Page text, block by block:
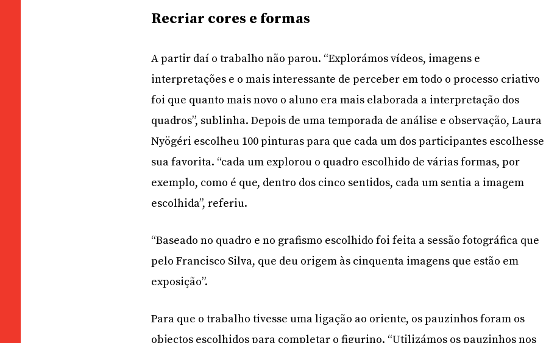
Recriar cores e formas
A partir daí o trabalho não parou. “Explorámos vídeos, imagens e
interpretações e o mais interessante de perceber em todo o processo criativo
foi que quanto mais novo o aluno era mais elaborada a interpretação dos
quadros”, sublinha. Depois de uma temporada de análise e observação, Laura
Nyögéri escolheu 100 pinturas para que cada um dos participantes escolhesse
sua favorita. “cada um explorou o quadro escolhido de várias formas, por
exemplo, como é que, dentro dos cinco sentidos, cada um sentia a imagem
escolhida”, referiu.
“Baseado no quadro e no grafismo escolhido foi feita a sessão fotográfica que
pelo Francisco Silva, que deu origem às cinquenta imagens que estão em
exposição”.
Para que o trabalho tivesse uma ligação ao oriente, os pauzinhos foram os
objectos escolhidos para completar o figurino. “Utilizámos os pauzinhos nos